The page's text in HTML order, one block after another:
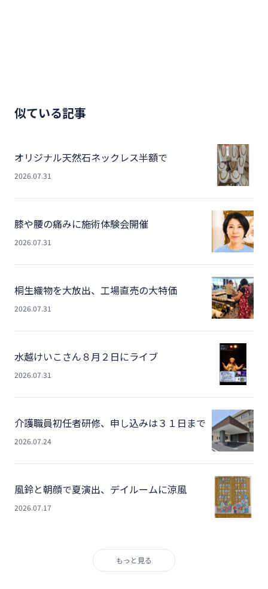
似ている記事
オリジナル天然石ネックレス半額で
2026.07.31
膝や腰の痛みに施術体験会開催
2026.07.31
桐生織物を大放出、工場直売の大特価
2026.07.31
水越けいこさん８月２日にライブ
2026.07.31
介護職員初任者研修、申し込みは３１日まで
2026.07.24
風鈴と朝顔で夏演出、デイルームに涼風
2026.07.17
もっと見る